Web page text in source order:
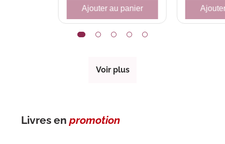
Ajouter au panier
Voir plus
Livres enpromotion